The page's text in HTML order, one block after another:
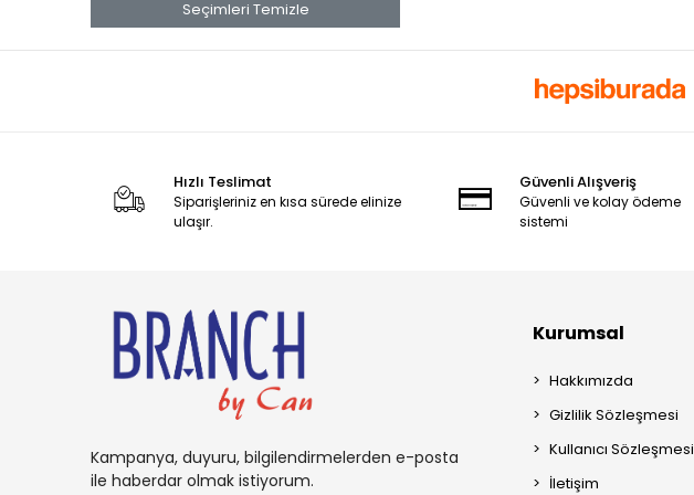
banana
Banana Boat
bluey
BURT'S
Cadbury
CARAMİA
Seçimleri Temizle
Hızlı Teslimat
Siparişleriniz en kısa sürede elinize
ulaşır.
Güvenli Alışveriş
Güvenli ve kolay ödeme
sistemi
Kampanya, duyuru, bilgilendirmelerden e-posta
ile haberdar olmak istiyorum.
Kurumsal
Hakkımızda
Gizlilik Sözleşmesi
Kullanıcı Sözleşmesi
İletişim